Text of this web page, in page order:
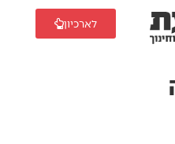
לארכיון